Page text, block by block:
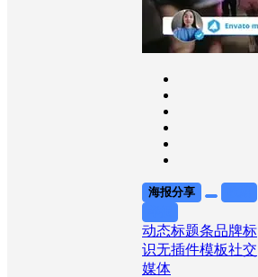
海报分享